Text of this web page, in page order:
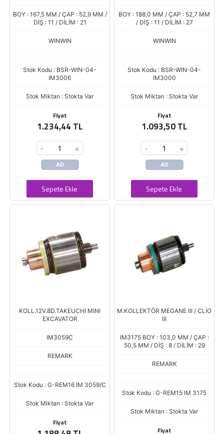
TD SUNNY TCM FORKLIFT
BOY : 167,5 MM / ÇAP : 52,9 MM /
DİŞ : 11 / DİLİM : 21
WINWIN
Stok Kodu : BSR-WIN-04-
IM3006
Stok Miktarı : Stokta Var
Fiyat
1.234,44 TL
- +
AD
Sepete Ekle
BOY : 188,0 MM / ÇAP : 52,7 MM
/ DİŞ : 11 / DİLİM : 27
WINWIN
Stok Kodu : BSR-WIN-04-
IM3000
Stok Miktarı : Stokta Var
Fiyat
1.093,50 TL
- +
AD
Sepete Ekle
KOLL.12V.8D.TAKEUCHI MINI
EXCAVATOR
IM3059C
REMARK
Stok Kodu : G-REM16 IM 3059/C
Stok Miktarı : Stokta Var
Fiyat
M.KOLLEKTÖR MEGANE III / CLİO
III
IM3175 BOY : 103,0 MM / ÇAP :
50,5 MM / DİŞ : 8 / DİLİM : 29
REMARK
Stok Kodu : G-REM15 IM 3175
Stok Miktarı : Stokta Var
Fiyat